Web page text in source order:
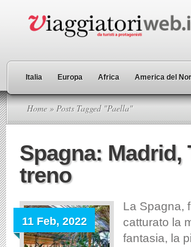
Italia Europa Africa America del
Home » Posts Tagged "Paella"
Spagna: Madrid,
treno
11 Feb, 2022
La Spagna,
catturato la
fantasia, la